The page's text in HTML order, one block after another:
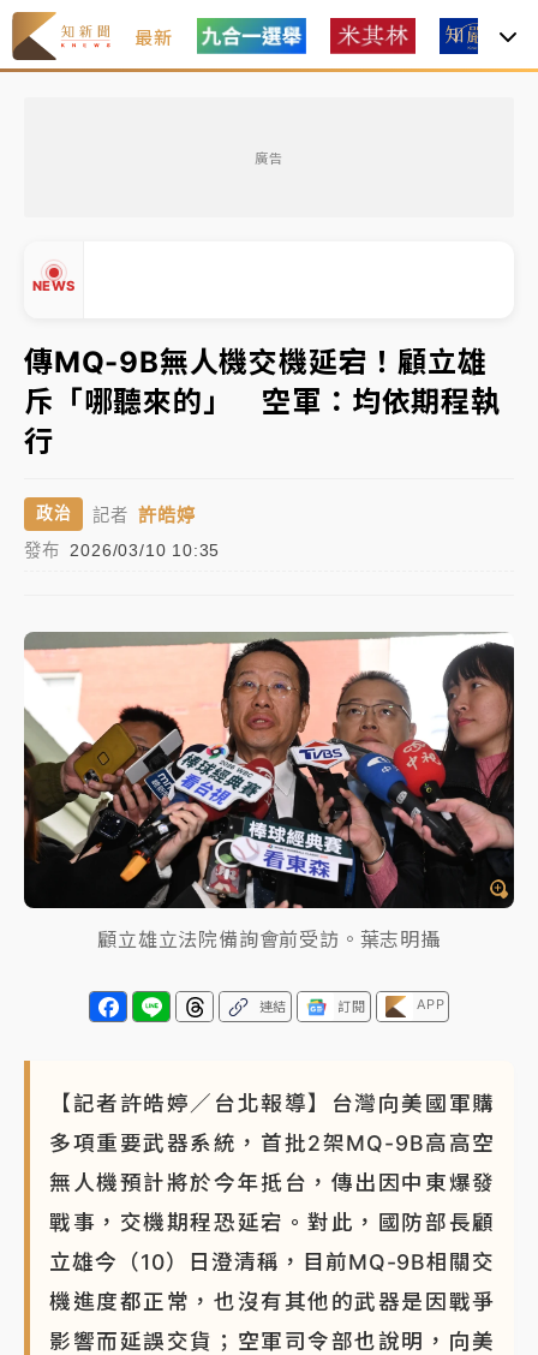
最新
廣告
NEWS
有片｜
連根拔起
中颱白海豚風雨來了！中部以北防豪雨 今晚、明天影
響最劇烈
白海豚逼近！北市水門只出不進 未移置車輛最高罰
4800＋拖吊費
油價持續凍漲！ 中油宣布下周一汽柴油價格維持不變
有片｜
白海豚暴風圈逼近！新北淡水赫見龍捲風 榕樹
連根拔起
中颱白海豚風雨來了！中部以北防豪雨 今晚、明天影
響最劇烈
白海豚逼近！北市水門只出不進 未移置車輛最高罰
4800＋拖吊費
▼
傳MQ-9B無人機交機延宕！顧立雄
斥「哪聽來的」 空軍：均依期程執
行
政治 記者 許皓婷
發布 2026/03/10 10:35
顧立雄立法院備詢會前受訪。葉志明攝
連結 訂閱 APP
【記者許皓婷／台北報導】台灣向美國軍購
多項重要武器系統，首批2架MQ-9B高高空
無人機預計將於今年抵台，傳出因中東爆發
戰事，交機期程恐延宕。對此，國防部長顧
立雄今（10）日澄清稱，目前MQ-9B相關交
機進度都正常，也沒有其他的武器是因戰爭
影響而延誤交貨；空軍司令部也說明，向美